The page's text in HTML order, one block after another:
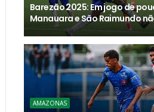
Barezão 2025: Em jogo de
Manauara e São Raimundo
AMAZONAS